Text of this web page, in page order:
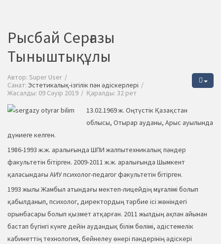
Рысбай Серғазы
Тыныштықұлы
Автор: Super User
Санат: Эстетикалық-ізгілік пән әдіскерлері
Жасалды: 09 Сәуір 2019
Қаралды: 32 рет
13.02.1969 ж. Оңтүстік Қазақстан
облысы, Отырар ауданы, Арыс ауылында
дүниеге келген.
1986-1993 ж.ж. аралығында ШПИ жалпытехникалық пәндер
факультетін бітірген. 2009-2011 ж.ж. аралығында Шымкент
қаласындағы АИУ психолог-педагог факультетін бітірген.
1993 жылы Жамбыл атындағы мектеп-лицейдің мұғалімі болып
қабылданып, психолог, директордың тәрбие ісі жөніндегі
орынбасары болып қызмет атқарған. 2011 жылдың ақпан айынан
бастап бүгінгі күнге дейін аудандық білім бөлімі, әдістемелік
кабинеттің технология, бейнелеу өнері пәндерінің әдіскері